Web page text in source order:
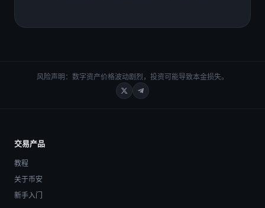
风险声明：数字资产价格波动剧烈，投资可能导致本金损失。
交易产品
教程
关于币安
新手入门